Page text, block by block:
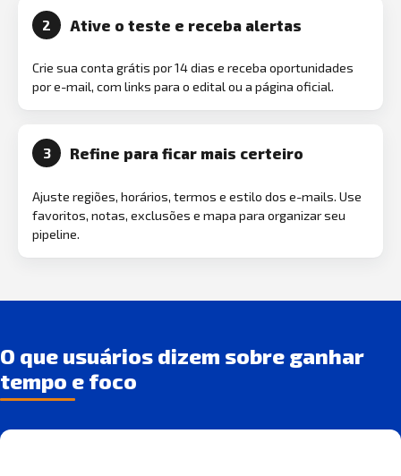
2 Ative o teste e receba alertas
Crie sua conta grátis por 14 dias e receba oportunidades
por e-mail, com links para o edital ou a página oficial.
3 Refine para ficar mais certeiro
Ajuste regiões, horários, termos e estilo dos e-mails. Use
favoritos, notas, exclusões e mapa para organizar seu
pipeline.
O que usuários dizem sobre ganhar
tempo e foco